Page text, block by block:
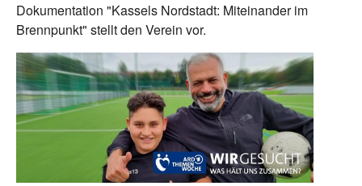
Dokumentation "Kassels Nordstadt: Miteinander im
Brennpunkt" stellt den Verein vor.